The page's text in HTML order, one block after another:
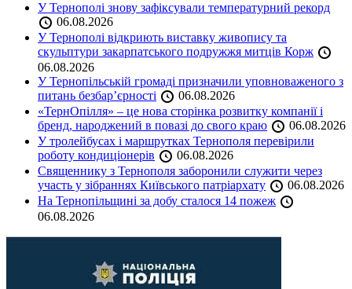
У Тернополі знову зафіксували температурний рекорд
06.08.2026
У Тернополі відкриють виставку живопису та
скульптури закарпатського подружжя митців Корж
06.08.2026
У Тернопільській громаді призначили уповноваженого з
питань безбар’єрності
06.08.2026
«ТернОпілля» – це нова сторінка розвитку компанії і
бренд, народжений в повазі до свого краю
06.08.2026
У тролейбусах і маршрутках Тернополя перевірили
роботу кондиціонерів
06.08.2026
Священнику з Тернополя заборонили служити через
участь у зібраннях Київського патріархату
06.08.2026
На Тернопільщині за добу сталося 14 пожеж
06.08.2026